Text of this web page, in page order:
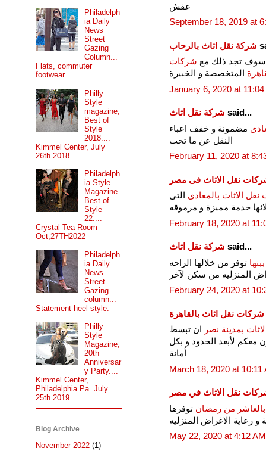
عفش
September 18, 2019 at
شركة نقل اثاث بالرحاب
سوف تجد ذلك مع شركات
المتخصصة و الخبيرة
January 6, 2020 at
شركة نقل اثاث said...
مضمونة و خفف اعباء
النقل عن ما تحب
February 11, 2020 at
نقل الاثاث فى مصر
الاثاث بالمعادى التى
خدمة مميزة و مرموقه
February 18, 2020 at
شركة نقل اثاث said...
توفر من خلالها الراحه
المنزليه من سكن لآخر
February 24, 2020 at
شركات نقل اثاث بالقاهرة
بمدينة نصر
ان تبسط
لأبعد الحدود و بكل
أمانة
March 18, 2020 at 10:11
نقل الاثاث في مصر
من رمضان توفرها
و رعاية الاغراض المنزليه
May 22, 2020 at 4:12 AM
Philadelph
ia Daily
News
Street
Gazing
Column...
Flats, commuter
footwear.
Philly
Style
magazine,
Best of
Style
2018....
Kimmel Center, July
26th 2018
Philadelph
ia Style
Magazine
Best of
Style
22....
Crystal Tea Room
Oct,27TH2022
Philadelph
ia Daily
News
Street
Gazing
column...
Statement heel style.
Philly
Style
Magazine,
20th
Anniversar
y Party....
Kimmel Center,
Philadelphia Pa. July.
25th 2019
Blog Archive
November 2022 (1)